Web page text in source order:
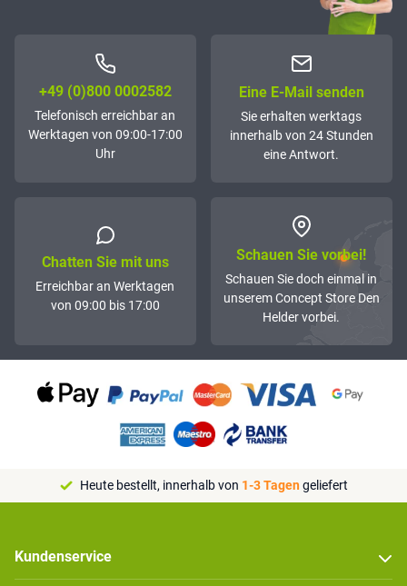
+49 (0)800 0002582
Telefonisch erreichbar an
Werktagen von 09:00-17:00
Uhr
Eine E-Mail senden
Sie erhalten werktags
innerhalb von 24 Stunden
eine Antwort.
Chatten Sie mit uns
Erreichbar an Werktagen
von 09:00 bis 17:00
Schauen Sie vorbei!
Schauen Sie doch einmal in
unserem Concept Store Den
Helder vorbei.
Heute bestellt, innerhalb von 1-3 Tagengeliefert
Kundenservice